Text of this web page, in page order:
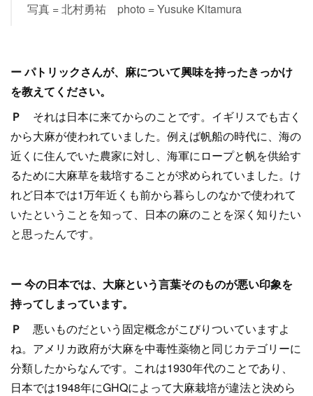
写真 = 北村勇祐 photo = Yusuke Kitamura
ー パトリックさんが、麻について興味を持ったきっかけ
を教えてください。
Ｐ それは日本に来てからのことです。イギリスでも古く
から大麻が使われていました。例えば帆船の時代に、海の
近くに住んでいた農家に対し、海軍にロープと帆を供給す
るために大麻草を栽培することが求められていました。け
れど日本では1万年近くも前から暮らしのなかで使われて
いたということを知って、日本の麻のことを深く知りたい
と思ったんです。
ー 今の日本では、大麻という言葉そのものが悪い印象を
持ってしまっています。
Ｐ
悪いものだという固定概念がこびりついていますよ
ね。アメリカ政府が大麻を中毒性薬物と同じカテゴリーに
分類したからなんです。これは1930年代のことであり、
日本では1948年にGHQによって大麻栽培が違法と決めら